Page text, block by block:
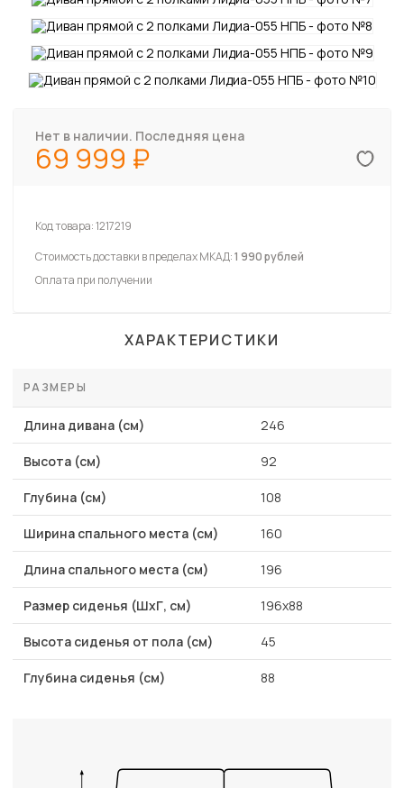
Нет в наличии. Последняя цена
69 999
Код товара:1217219
Стоимость доставки в пределах МКАД:1 990 рублей
Оплата при получении
ХАРАКТЕРИСТИКИ
РАЗМЕРЫ
Длина дивана (см) 246
Высота (см) 92
Глубина (см) 108
Ширина спального места (см) 160
Длина спального места (см) 196
Размер сиденья (ШхГ, см) 196x88
Высота сиденья от пола (см) 45
Глубина сиденья (см) 88